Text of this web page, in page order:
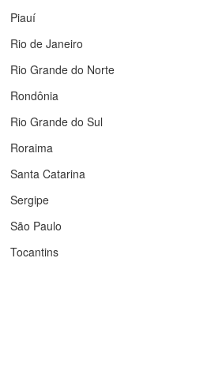
Piauí
Rio de Janeiro
Rio Grande do Norte
Rondônia
Rio Grande do Sul
Roraima
Santa Catarina
Sergipe
São Paulo
Tocantins